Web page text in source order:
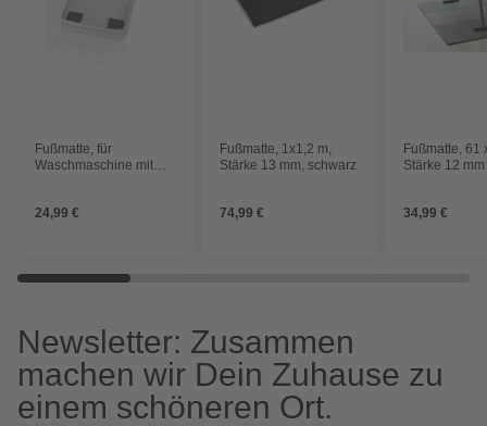
Fußmatte, für
Waschmaschine mit
24,99 €
Fußmatte, 1x1,2 m,
Stärke 13 mm, schwarz
74,99 €
Fußmatte, 61
Stärke 12 mm
34,99 €
Newsletter: Zusammen
machen wir Dein Zuhause zu
einem schöneren Ort.